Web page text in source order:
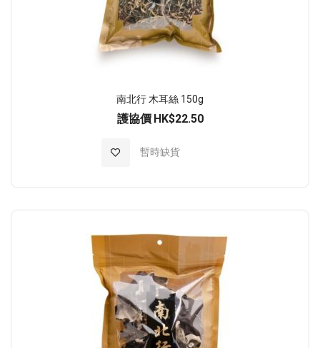
南北行 木耳絲 150g
護協價 HK$22.50
暫時缺貨
加入至願望清單